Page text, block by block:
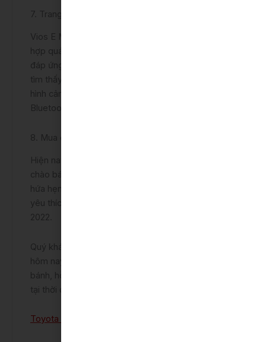
7. Trang bị tiện nghi
Vios E MT 2022 là phiên bản thấp nhất, không tích
hợp quá nhiều thiết bị tối tân hiện đại nhưng vẫn
đáp ứng các nhu cầu giải trí cơ bản. Hành khách sẽ
tìm thấy hệ thống điều hòa chỉnh tay, DVD, màn
hình cảm ứng đa phương tiện, kết nối USB,
Bluetooth và điện thoại thông minh.
8. Mua ở đâu giá tốt?
Hiện nay đại lý chính hãng Toyota Bắc Ninh đang
chào bán Vios E MT 2022 với những cải tiến mới
hứa hẹn mang tới sự hài lòng cho mọi khách hàng
yêu thích một mẫu xe bền bỉ, chất lượng như Vios
2022.
Quý khách hãy liên hệ trực tiếp đến đại lý ngay
hôm nay để nhận được tư vấn chi tiết, báo giá lăn
bánh, hỗ trợ thanh toán cùng nhiều ưu đãi hấp dẫn
tại thời điểm.
Toyota Thanh Xuân